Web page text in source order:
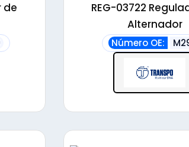
de
REG-03722
Alternador
Número OE: